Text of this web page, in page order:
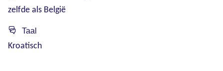
zelfde als België
Taal
Kroatisch